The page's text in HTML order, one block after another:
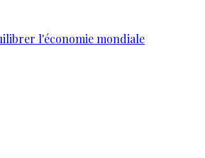
l'économie mondiale